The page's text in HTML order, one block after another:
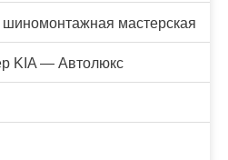
мастерская
KIA — Автолюкс